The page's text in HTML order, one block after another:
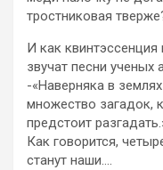
тростниковая
И как
звучат песни ученых
-«Наверняка в
множество загадок,
предстоит
Как говорится,
станут наши….